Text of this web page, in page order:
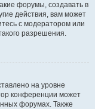
форумы, создавать в
действия, вам может
с модератором или
разрешения.
на уровне
конференции может
форумах. Также